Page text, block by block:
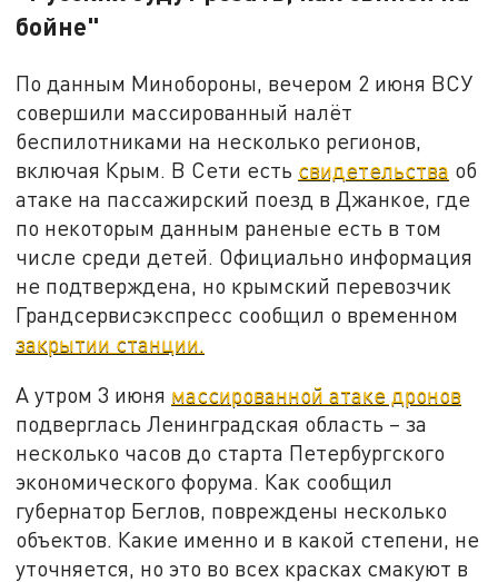
бойне"
По данным Минобороны, вечером 2 июня ВСУ
совершили массированный налёт
беспилотниками на несколько регионов,
включая Крым. В Сети есть свидетельства об
атаке на пассажирский поезд в Джанкое, где
по некоторым данным раненые есть в том
числе среди детей. Официально информация
не подтверждена, но крымский перевозчик
Грандсервисэкспресс сообщил о временном
закрытии станции.
А утром 3 июня массированной атаке дронов
подверглась Ленинградская область – за
несколько часов до старта Петербургского
экономического форума. Как сообщил
губернатор Беглов, повреждены несколько
объектов. Какие именно и в какой степени, не
уточняется, но это во всех красках смакуют в